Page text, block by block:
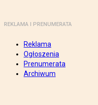
REKLAMA I PRENUMERATA
Reklama
Ogłoszenia
Prenumerata
Archiwum